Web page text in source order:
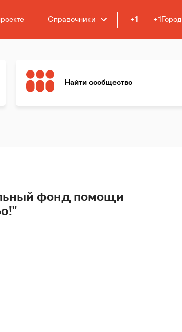
Справочники +1 +1Город
Найти сообщество
фонд помощи